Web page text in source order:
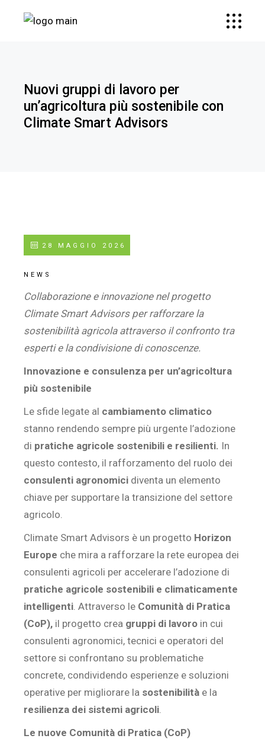
Nuovi gruppi di lavoro per
un’agricoltura più sostenibile con
Climate Smart Advisors
28 MAGGIO 2026
NEWS
Collaborazione e innovazione nel progetto
Climate Smart Advisors per rafforzare la
sostenibilità agricola attraverso il confronto tra
esperti e la condivisione di conoscenze.
Innovazione e consulenza per un’agricoltura
più sostenibile
Le sfide legate al cambiamento climatico
stanno rendendo sempre più urgente l’adozione
di pratiche agricole sostenibili e resilienti. In
questo contesto, il rafforzamento del ruolo dei
consulenti agronomici diventa un elemento
chiave per supportare la transizione del settore
agricolo.
Climate Smart Advisors è un progetto Horizon
Europe che mira a rafforzare la rete europea dei
consulenti agricoli per accelerare l’adozione di
pratiche agricole sostenibili e climaticamente
intelligenti. Attraverso le Comunità di Pratica
(CoP), il progetto crea gruppi di lavoro in cui
consulenti agronomici, tecnici e operatori del
settore si confrontano su problematiche
concrete, condividendo esperienze e soluzioni
operative per migliorare la sostenibilità e la
resilienza dei sistemi agricoli.
Le nuove Comunità di Pratica (CoP)